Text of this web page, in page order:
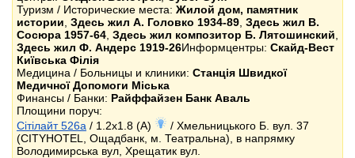
Туризм / Исторические места: Жилой дом, памятник
истории Здесь жил А. Головко 1934-89 Здесь жил В.
Сосюра 1957-64 Здесь жил композитор Б. Лятошинский
Здесь жил Ф. Андерс 1919-26Информцентры: Скайд-Вест
Київська Філія
Медицина / Больницы и клиники: Станція Швидкої
Медичної Допомоги Міська
Финансы / Банки: Райффайзен Банк Аваль
Площини поруч:
Сітілайт 526a / 1.2x1.8 (A)
/ Хмельницького Б. вул. 37
(CITYHOTEL, Ощадбанк, м. Театральна), в напрямку
Володимирська вул, Хрещатик вул.